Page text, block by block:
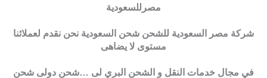
مصرللسعودية
شركة مصر السعودية للشحن شحن السعودية نحن نقدم لعملائنا
مستوى لا يضاهى
في مجال خدمات النقل و الشحن البري لى …شحن دولى شحن